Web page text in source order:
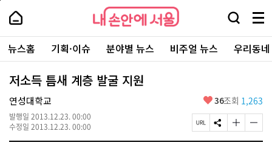
본
로
가
내
손
안
에
서
울
-
서
울
시
대
표
소
내
손
에
울
검
창
열
기
메
뉴
전
체
보
주
요
서
뉴스홈 기획·이슈 분야별 뉴스 비주얼 뉴스 우리동
저소득 틈새 계층 발굴 지원
연성대학교
발행일 2013.12.23. 00:00
수정일 2013.12.23. 00:00
좋
요
36조회 1,263
페
이
S
N
글
자
글
자
페
상
단
로